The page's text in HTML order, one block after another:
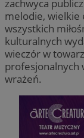
zachwyca
melodie, wielkie
wszystkich
kulturalnych
wieczór w
profesjonalnych
wrażeń.